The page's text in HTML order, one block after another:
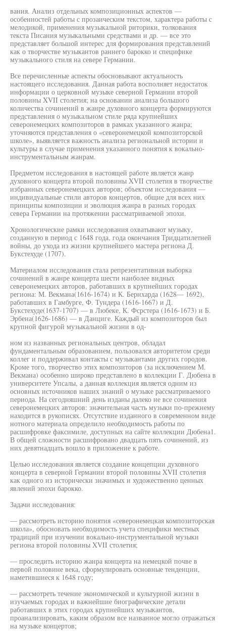
вания. Анализ отдельных композиционных аспектов —
особенностей работы с прозаическим текстом, характера работы с
мелодикой, применения музыкальной риторики, толкования
текста Писания музыкальными средствами и др. — все это
представляет большой интерес для формирования представлений
как о творчестве музыкантов раннего барокко и специфике
музыкального стиля на севере Германии.
Все перечисленные аспекты обосновывают актуальность
настоящего исследования. Данная работа восполняет недостаток
информации о церковной музыке северной Германии второй
половины XVII столетия; на основании анализа большого
количества сочинений в жанре духовного концерта формируются
представления о музыкальном стиле ряда крупнейших
северонемецких композиторов в рамках указанного жанра;
уточняются представления о «северонемецкой композиторской
школе», выявляется важность анализа региональной истории и
культуры в случае применения указанного понятия к вокально-
инструментальным жанрам.
Предметом исследования в настоящей работе является жанр
духовного концерта второй половины XVII столетия в творчестве
избранных северонемецких авторов; объектом исследования —
индивидуальные стили авторов концертов, общие для всех них
принципы композиции и эволюция жанра в разных городах
севера Германии на протяжении рассматриваемой эпохи.
Хронологические рамки исследования охватывают музыку,
созданную в период с 1648 года, года окончания Тридцатилетней
войны, до ухода из жизни крупнейшего мастера региона Д.
Букстехуде (1707).
Материалом исследования стала репрезентативная выборка
сочинений в жанре концерта шести наиболее видных
северонемецких авторов, работавших в крупнейших городах
региона: М. Векмана(1616-1674) и К. Бернхарда (1628— 1692),
работавших в Гамбурге, Ф. Тундера (1616-1667) и Д.
Букстехуде(1637-1707) — в Любеке, К. Фсрстера (1616-1673) и Б.
Эрбена(1626-1686) — в Данциге. Каждый из композиторов был
крупной фигурой музыкальной жизни в од-
ном из названных региональных центров, обладал
фундаментальным образованием, пользовался авторитетом среди
коллег и поддерживал контакты с музыкантами других городов.
Кроме того, творчество этих композиторов (за исключением М.
Векмана) особенно широко представлено в коллекции Г. Дюбена в
университете Упсалы, а данная коллекция является одним из
основных источников наших знаний о музыке рассматриваемого
периода. На сегодняшний день изданы далеко не все сочинения
северонемецких авторов: значительная часть музыки по-прежнему
находится в рукописях. Отсутствие изданного в современном виде
нотного материала определило необходимость работы по
расшифровке факсимиле, доступных на сайте коллекции Дюбена1.
В общей сложности расшифровано двадцать пять сочинений, из
них девятнадцать вошло в приложение к работе.
Целью исследования является создание концепции духовного
концерта в северной Германии второй половины XVII столетия
как одного из исторически значимых и художественно ценных
явлений эпохи барокко.
Задачи исследования:
— рассмотреть историю понятия «северонемецкая композиторская
школа», обосновать необходимость учета специфики местных
традиций при изучении вокально-инструментальной музыки
региона второй половины XVII столетия;
— проследить историю жанра концерта на немецкой почве в
первой половине века, сформулировать основные тенденции,
наметившиеся к 1648 году;
— рассмотреть течение экономической и культурной жизни в
изучаемых городах и важнейшие биографические детали
работавших в этих городах крупнейших музыкантов,
проанализировать, каким образом все названное могло отражаться
на музыке концертов;